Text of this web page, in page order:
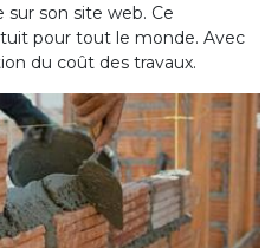
son site web. Ce
pour tout le monde. Avec
du coût des travaux.